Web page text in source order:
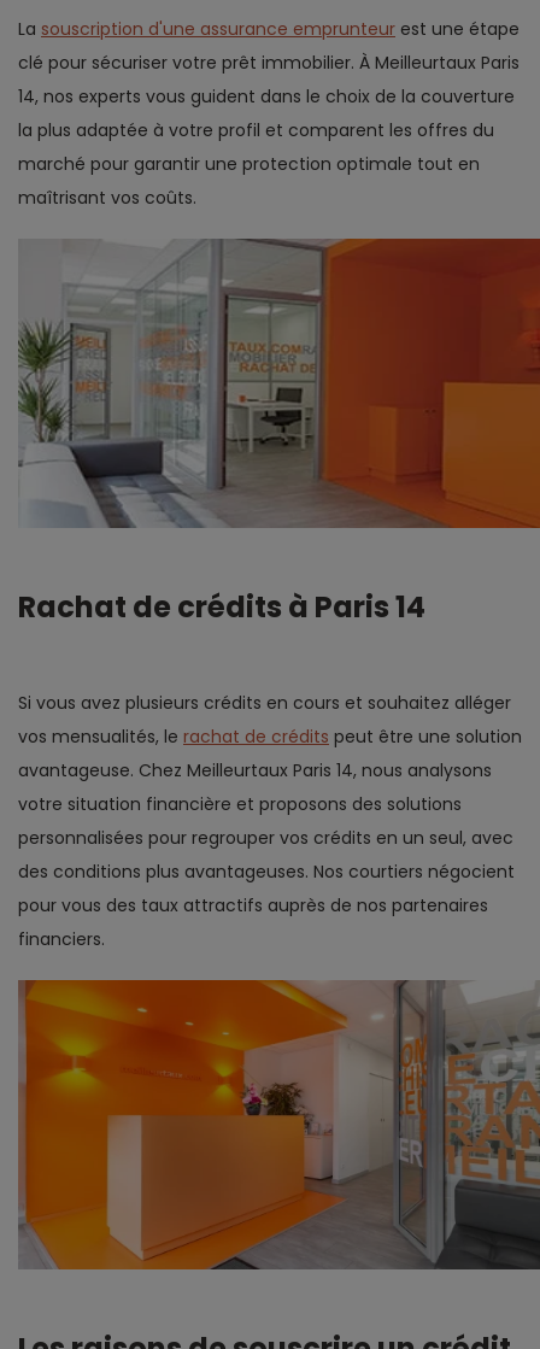
La souscription d'une assurance emprunteur est une étape
clé pour sécuriser votre prêt immobilier. À Meilleurtaux Paris
14, nos experts vous guident dans le choix de la couverture
la plus adaptée à votre profil et comparent les offres du
marché pour garantir une protection optimale tout en
maîtrisant vos coûts.
Rachat de crédits à Paris 14
Si vous avez plusieurs crédits en cours et souhaitez alléger
vos mensualités, le rachat de crédits peut être une solution
avantageuse. Chez Meilleurtaux Paris 14, nous analysons
votre situation financière et proposons des solutions
personnalisées pour regrouper vos crédits en un seul, avec
des conditions plus avantageuses. Nos courtiers négocient
pour vous des taux attractifs auprès de nos partenaires
financiers.